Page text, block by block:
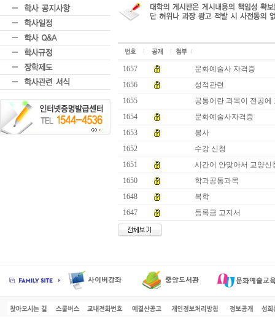
1657
문화예술사 자격증
1656
성적관련
1655
공통이란 과목이 전공에
1654
문화예술사자격증
1653
봉사
1652
수강 신청
1651
시간이 안맞아서 교양신
1650
학과공통과목
1648
복학
1647
등록금 고지서